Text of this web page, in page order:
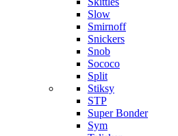
Slow
Smirnoff
Snickers
Snob
Sococo
Split
Stiksy
STP
Super Bonder
Sym